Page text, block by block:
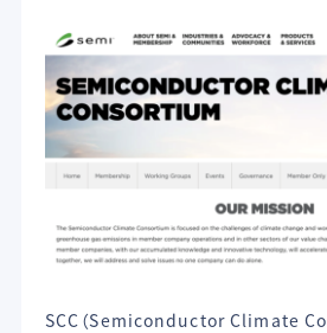
SCC（Semiconductor Climate